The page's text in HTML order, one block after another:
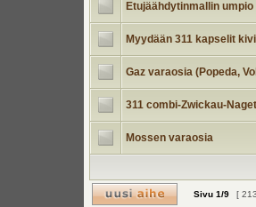
Etujäähdytinmallin umpio
Myydään 311 kapselit
Gaz varaosia (Popeda,
311 combi-Zwickau-
Mossen varaosia
Sivu1/9 [